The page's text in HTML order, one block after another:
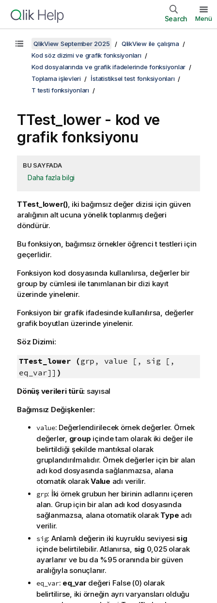
Search Menü
QlikView September 2025
QlikView ile çalışma
Kod söz dizimi ve grafik fonksiyonları
Kod dosyalarında ve grafik ifadelerinde fonksiyonlar
Toplama işlevleri
İstatistiksel test fonksiyonları
T testi fonksiyonları
TTest_lower- kod ve
grafik fonksiyonu
BU SAYFADA
Daha fazla bilgi
TTest_lower(), iki bağımsız değer dizisi için güven
aralığının alt ucuna yönelik toplanmış değeri
döndürür.
Bu fonksiyon, bağımsız örnekler öğrenci t testleri için
geçerlidir.
Fonksiyon kod dosyasında kullanılırsa, değerler bir
group by cümlesi ile tanımlanan bir dizi kayıt
üzerinde yinelenir.
Fonksiyon bir grafik ifadesinde kullanılırsa, değerler
grafik boyutları üzerinde yinelenir.
Söz Dizimi:
TTest_lower (grp, value [, sig [,
eq_var]] )
Dönüş verileri türü: sayısal
Bağımsız Değişkenler:
value: Değerlendirilecek örnek değerler. Örnek
değerler, group içinde tam olarak iki değer ile
belirtildiği şekilde mantıksal olarak
gruplandırılmalıdır. Örnek değerler için bir alan
adı kod dosyasında sağlanmazsa, alana
otomatik olarakValue adı verilir.
grp: İki örnek grubun her birinin adlarını içeren
alan. Grup için bir alan adı kod dosyasında
sağlanmazsa, alana otomatik olarak Type adı
verilir.
sig: Anlamlı değerin iki kuyruklu seviyesi sig
içinde belirtilebilir. Atlanırsa, sig 0,025 olarak
ayarlanır ve bu da %95 oranında bir güven
aralığıyla sonuçlanır.
eq_var: eq_var değeri False(0) olarak
belirtilirse, iki örneğin ayrı varyansları olduğu